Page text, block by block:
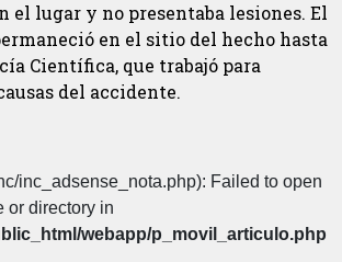
el lugar y no presentaba lesiones. El
en el sitio del hecho hasta
Científica, que trabajó para
del accidente.
inc_adsense_nota.php): Failed to open
or directory in
webapp/p_movil_articulo.php